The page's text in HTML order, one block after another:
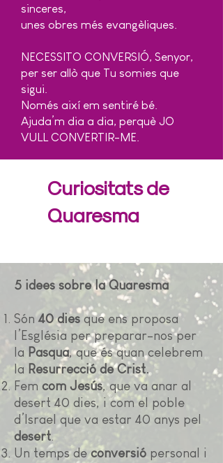
sinceres,
unes obres més evangèliques.
NECESSITO CONVERSIÓ, Senyor,
per ser allò que Tu somies que
sigui.
Només així em sentiré bé.
Ajuda’m dia a dia, perquè JO
VULL CONVERTIR-ME.
Curiositats de
Quaresma
5 idees sobre la Quaresma
Són40 dies que ens proposa
l’Església per preparar-nos per
la Pasqua, que és quan celebrem
la Resurrecció de Crist.
Fem com Jesús, que va anar al
desert 40 dies, i com el poble
d’Israel que va estar 40 anys pel
desert.
Un temps deconversió personal i